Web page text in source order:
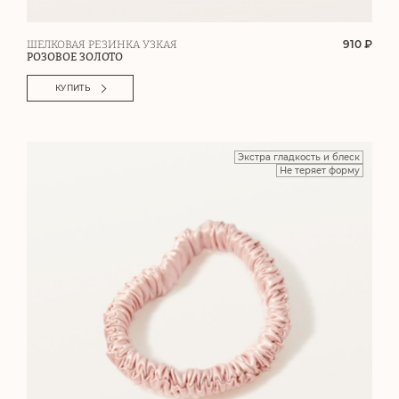
ШЕЛКОВАЯ РЕЗИНКА УЗКАЯ
РОЗОВОЕ ЗОЛОТО
910 ₽
КУПИТЬ
Экстра гладкость и блеск
Не теряет форму